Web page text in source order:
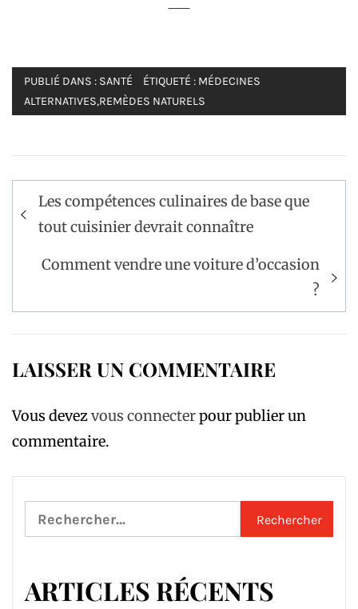
PUBLIÉ DANS : SANTÉ ÉTIQUETÉ : MÉDECINES
ALTERNATIVES,REMÈDES NATURELS
Navigation
de
Les compétences culinaires de base que
tout cuisinier devrait connaître
Comment vendre une voiture d’occasion
?
LAISSER UN COMMENTAIRE
Vous devezvous connecterpour publier un
commentaire.
Rechercher :
ARTICLES RÉCENTS